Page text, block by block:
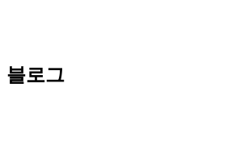
블로그